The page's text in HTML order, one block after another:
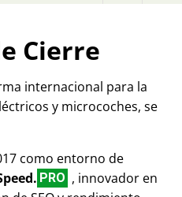
Cierre
internacional para la
y microcoches, se
como entorno de
PRO , innovador en